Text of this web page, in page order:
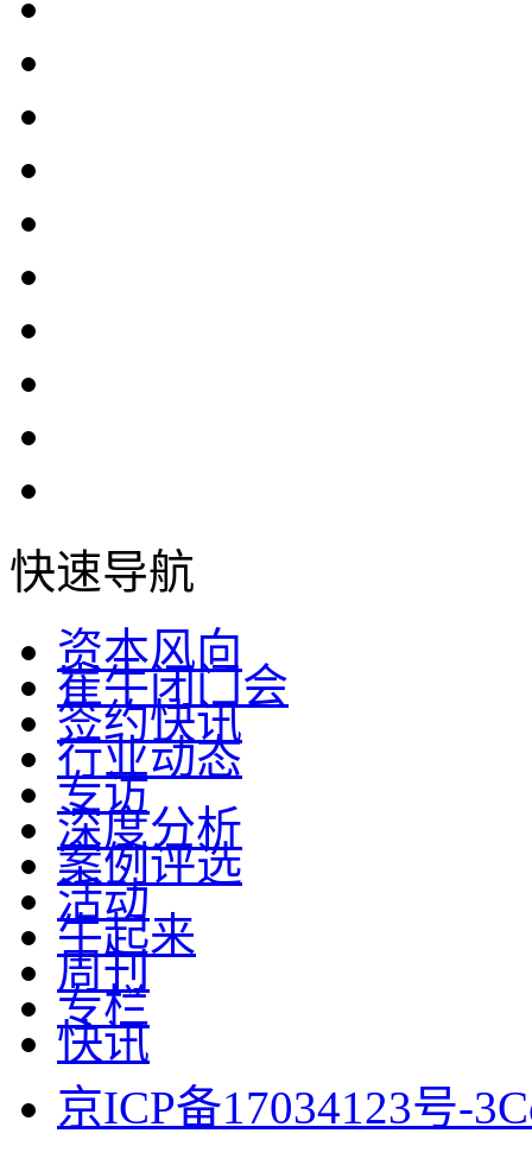
快速导航
资本风向
崔牛闭门会
签约快讯
行业动态
专访
深度分析
案例评选
活动
牛起来
周刊
专栏
快讯
京ICP备17034123号-3